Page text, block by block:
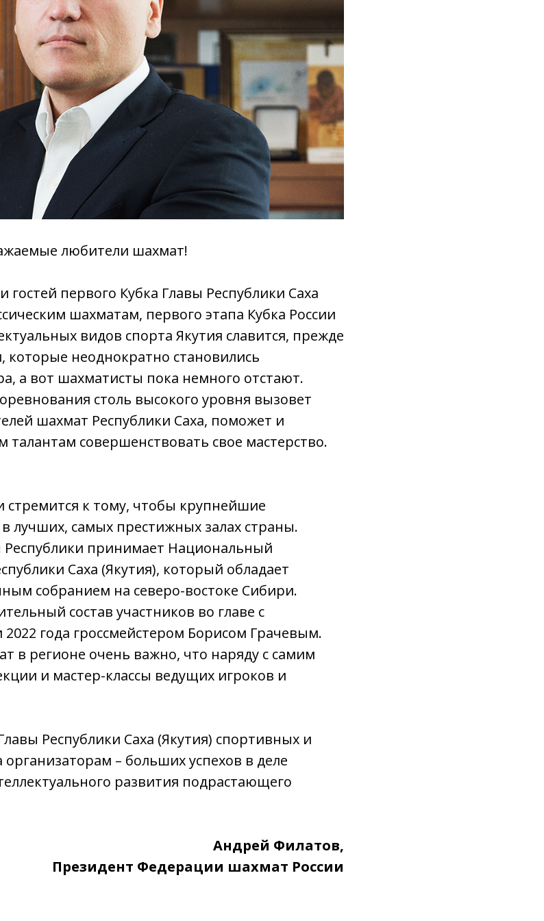
любители шахмат!
гостей первого Кубка Главы Республики Саха
шахматам, первого этапа Кубка России
видов спорта Якутия славится, прежде
неоднократно становились
а вот шахматисты пока немного отстают.
столь высокого уровня вызовет
шахмат Республики Саха, поможет и
совершенствовать свое мастерство.
стремится к тому, чтобы крупнейшие
лучших, самых престижных залах страны.
Республики принимает Национальный
Саха (Якутия), который обладает
собранием на северо-востоке Сибири.
состав участников во главе с
2022 года гроссмейстером Борисом Грачевым.
в регионе очень важно, что наряду с самим
и мастер-классы ведущих игроков и
Республики Саха (Якутия) спортивных и
– больших успехов в деле
развития подрастающего
Андрей Филатов,
Президент Федерации шахмат России